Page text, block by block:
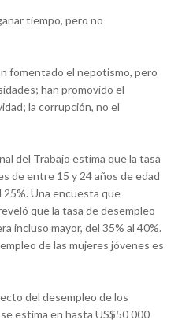
tiempo, pero no
fomentado el nepotismo, pero
han promovido el
la corrupción, no el
del Trabajo estima que la tasa
de entre 15 y 24 años de edad
Una encuesta que
que la tasa de desempleo
incluso mayor, del 35% al 40%.
de las mujeres jóvenes es
del desempleo de los
estima en hasta US$50 000